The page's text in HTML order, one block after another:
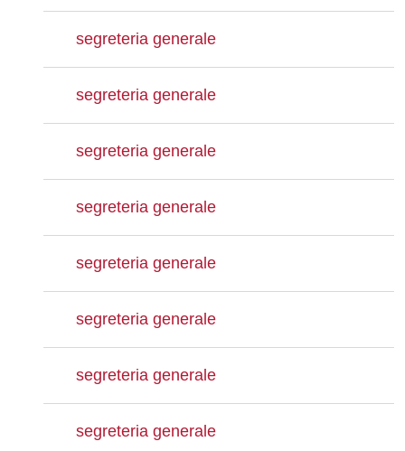
segreteria generale
segreteria generale
segreteria generale
segreteria generale
segreteria generale
segreteria generale
segreteria generale
segreteria generale